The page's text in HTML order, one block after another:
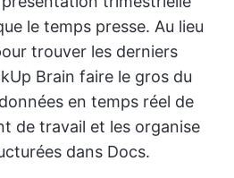
le temps presse. Au lieu
trouver les derniers
Brain faire le gros du
en temps réel de
de travail et les organise
dans Docs.